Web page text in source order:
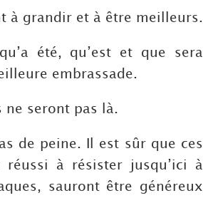
à grandir et à être meilleurs.
été, qu’est et que sera
embrassade.
seront pas là.
de peine. Il est sûr que ces
à résister jusqu’ici à
sauront être généreux